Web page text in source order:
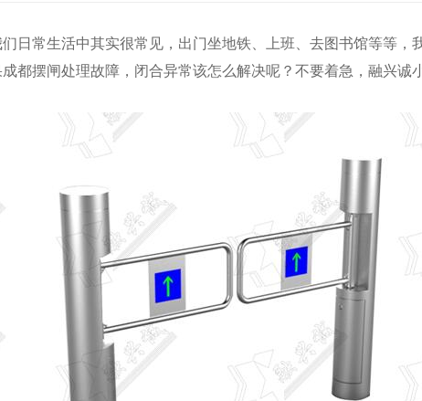
四川摆闸RXC-B120H 绵阳摆闸RXC-B120X
们日常生活中其实很常见，出门坐地铁、上班、去图书馆等等，
都摆闸处理故障，闭合异常该怎么解决呢？不要着急，融兴诚